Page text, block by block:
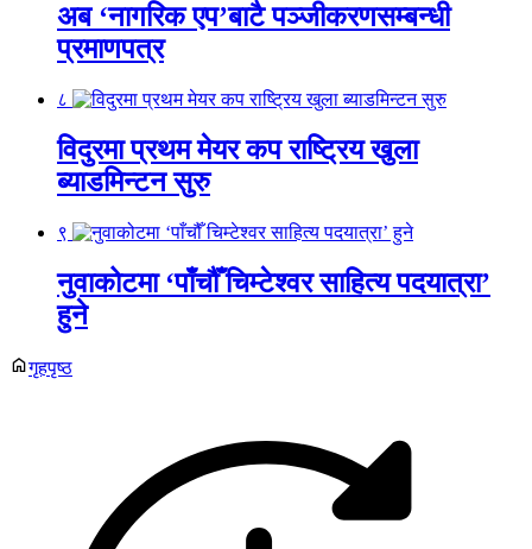
अब ‘नागरिक एप’बाटै पञ्जीकरणसम्बन्धी
प्रमाणपत्र
८
विदुरमा प्रथम मेयर कप राष्ट्रिय खुला
ब्याडमिन्टन सुरु
९
नुवाकोटमा ‘पाँचौँ चिम्टेश्वर साहित्य पदयात्रा’
हुने
गृहपृष्ठ